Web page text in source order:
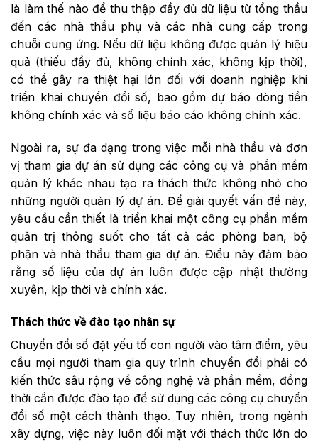
là làm thế nào để thu thập đầy đủ dữ liệu từ tổng thầu
đến các nhà thầu phụ và các nhà cung cấp trong
chuỗi cung ứng. Nếu dữ liệu không được quản lý hiệu
quả (thiếu đầy đủ, không chính xác, không kịp thời),
có thể gây ra thiệt hại lớn đối với doanh nghiệp khi
triển khai chuyển đổi số, bao gồm dự báo dòng tiền
không chính xác và số liệu báo cáo không chính xác.
Ngoài ra, sự đa dạng trong việc mỗi nhà thầu và đơn
vị tham gia dự án sử dụng các công cụ và phần mềm
quản lý khác nhau tạo ra thách thức không nhỏ cho
những người quản lý dự án. Để giải quyết vấn đề này,
yêu cầu cần thiết là triển khai một công cụ phần mềm
quản trị thông suốt cho tất cả các phòng ban, bộ
phận và nhà thầu tham gia dự án. Điều này đảm bảo
rằng số liệu của dự án luôn được cập nhật thường
xuyên, kịp thời và chính xác.
Thách thức về đào tạo nhân sự
Chuyển đổi số đặt yếu tố con người vào tâm điểm, yêu
cầu mọi người tham gia quy trình chuyển đổi phải có
kiến thức sâu rộng về công nghệ và phần mềm, đồng
thời cần được đào tạo để sử dụng các công cụ chuyển
đổi số một cách thành thạo. Tuy nhiên, trong ngành
xây dựng, việc này luôn đối mặt với thách thức lớn do